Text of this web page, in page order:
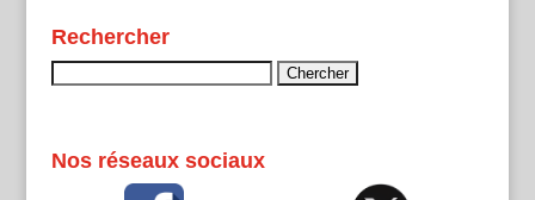
Rechercher
Nos réseaux sociaux